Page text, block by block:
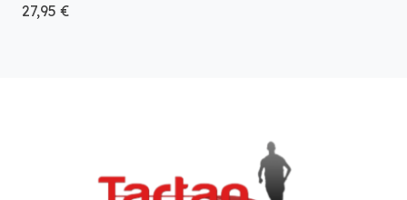
27,95 €